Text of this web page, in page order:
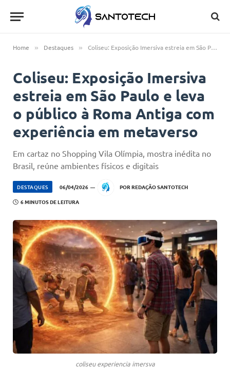
Home » Destaques » Coliseu: Exposição Imersiva estreia em São Paulo e leva o público à Roma Antiga com experiência em metaverso
Coliseu: Exposição Imersiva
estreia em São Paulo e leva
o público à Roma Antiga com
experiência em metaverso
Em cartaz no Shopping Vila Olímpia, mostra inédita no
Brasil, reúne ambientes físicos e digitais
DESTAQUES 06/04/2026 POR REDAÇÃO SANTOTECH
6 MINUTOS DE LEITURA
coliseu experiencia imersva